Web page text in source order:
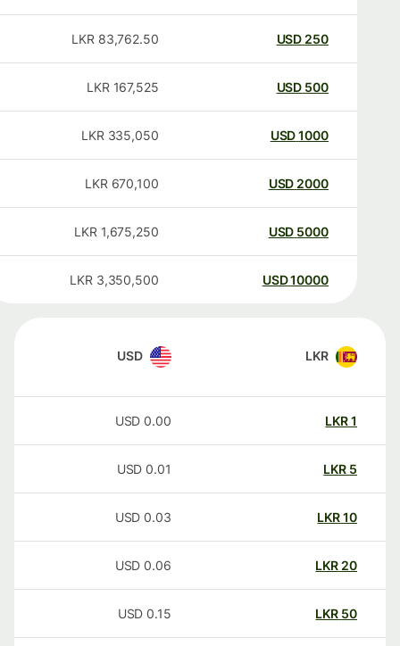
250
USD
83,762.50
LKR
500
USD
167,525
LKR
1000
USD
335,050
LKR
2000
USD
670,100
LKR
5000
USD
1,675,250
LKR
10000
USD
3,350,500
LKR
LKR
USD
LKR
0.00
USD
LKR
0.01
USD
LKR
0.03
USD
20
LKR
0.06
USD
50
LKR
0.15
USD